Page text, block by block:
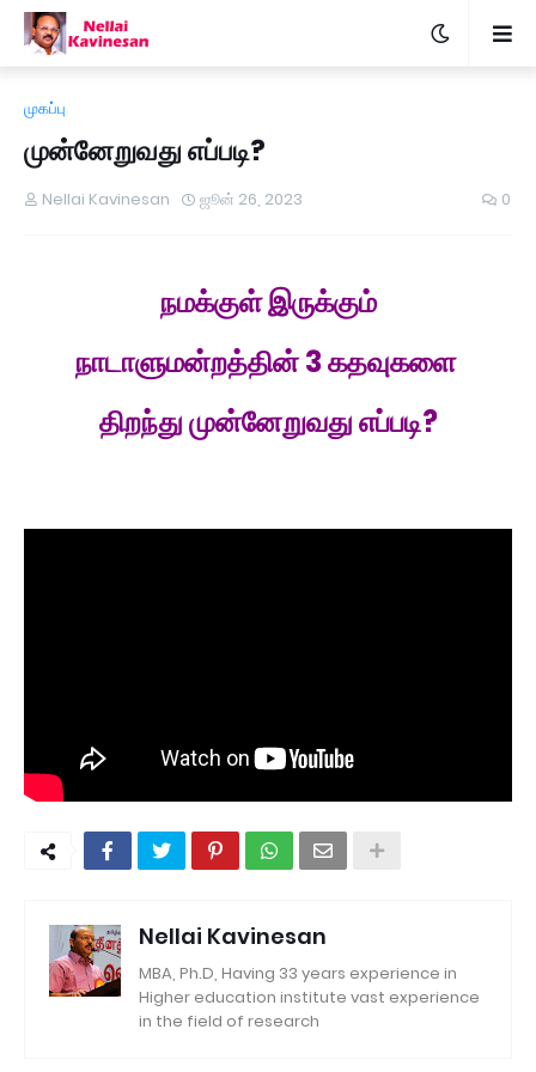
முகப்பு
முன்னேறுவது எப்படி?
Nellai Kavinesan ஜூன் 26, 2023 0
நமக்குள் இருக்கும்
நாடாளுமன்றத்தின் 3 கதவுகளை
திறந்து முன்னேறுவது எப்படி?
Nellai Kavinesan
MBA, Ph.D, Having 33 years experience in
Higher education institute vast experience
in the field of research